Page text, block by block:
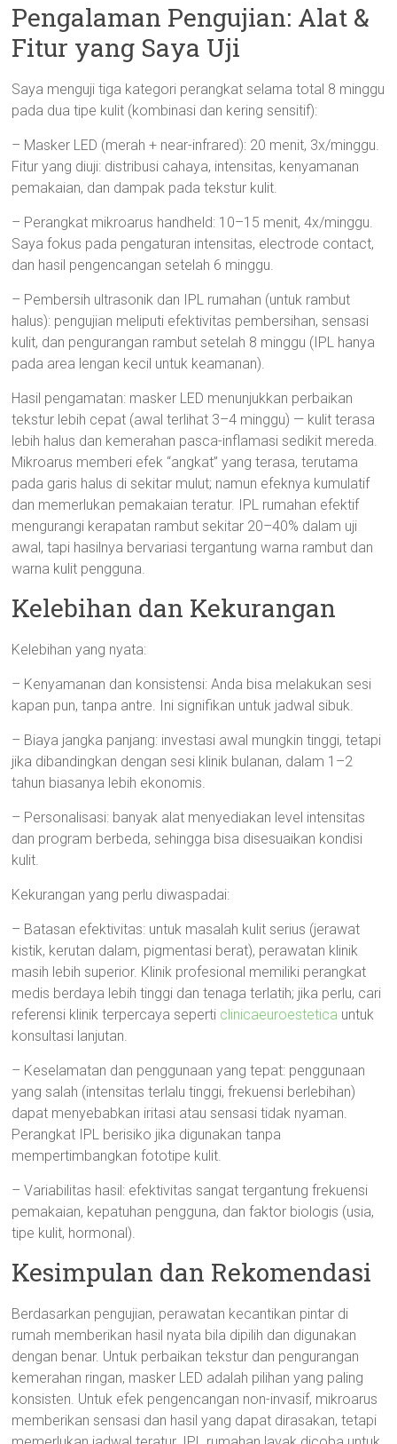
Pengalaman Pengujian: Alat &
Fitur yang Saya Uji
Saya menguji tiga kategori perangkat selama total 8 minggu
pada dua tipe kulit (kombinasi dan kering sensitif):
– Masker LED (merah + near-infrared): 20 menit, 3x/minggu.
Fitur yang diuji: distribusi cahaya, intensitas, kenyamanan
pemakaian, dan dampak pada tekstur kulit.
– Perangkat mikroarus handheld: 10–15 menit, 4x/minggu.
Saya fokus pada pengaturan intensitas, electrode contact,
dan hasil pengencangan setelah 6 minggu.
– Pembersih ultrasonik dan IPL rumahan (untuk rambut
halus): pengujian meliputi efektivitas pembersihan, sensasi
kulit, dan pengurangan rambut setelah 8 minggu (IPL hanya
pada area lengan kecil untuk keamanan).
Hasil pengamatan: masker LED menunjukkan perbaikan
tekstur lebih cepat (awal terlihat 3–4 minggu) — kulit terasa
lebih halus dan kemerahan pasca-inflamasi sedikit mereda.
Mikroarus memberi efek “angkat” yang terasa, terutama
pada garis halus di sekitar mulut; namun efeknya kumulatif
dan memerlukan pemakaian teratur. IPL rumahan efektif
mengurangi kerapatan rambut sekitar 20–40% dalam uji
awal, tapi hasilnya bervariasi tergantung warna rambut dan
warna kulit pengguna.
Kelebihan dan Kekurangan
Kelebihan yang nyata:
– Kenyamanan dan konsistensi: Anda bisa melakukan sesi
kapan pun, tanpa antre. Ini signifikan untuk jadwal sibuk.
– Biaya jangka panjang: investasi awal mungkin tinggi, tetapi
jika dibandingkan dengan sesi klinik bulanan, dalam 1–2
tahun biasanya lebih ekonomis.
– Personalisasi: banyak alat menyediakan level intensitas
dan program berbeda, sehingga bisa disesuaikan kondisi
kulit.
Kekurangan yang perlu diwaspadai:
– Batasan efektivitas: untuk masalah kulit serius (jerawat
kistik, kerutan dalam, pigmentasi berat), perawatan klinik
masih lebih superior. Klinik profesional memiliki perangkat
medis berdaya lebih tinggi dan tenaga terlatih; jika perlu, cari
referensi klinik terpercaya seperti clinicaeuroestetica untuk
konsultasi lanjutan.
– Keselamatan dan penggunaan yang tepat: penggunaan
yang salah (intensitas terlalu tinggi, frekuensi berlebihan)
dapat menyebabkan iritasi atau sensasi tidak nyaman.
Perangkat IPL berisiko jika digunakan tanpa
mempertimbangkan fototipe kulit.
– Variabilitas hasil: efektivitas sangat tergantung frekuensi
pemakaian, kepatuhan pengguna, dan faktor biologis (usia,
tipe kulit, hormonal).
Kesimpulan dan Rekomendasi
Berdasarkan pengujian, perawatan kecantikan pintar di
rumah memberikan hasil nyata bila dipilih dan digunakan
dengan benar. Untuk perbaikan tekstur dan pengurangan
kemerahan ringan, masker LED adalah pilihan yang paling
konsisten. Untuk efek pengencangan non-invasif, mikroarus
memberikan sensasi dan hasil yang dapat dirasakan, tetapi